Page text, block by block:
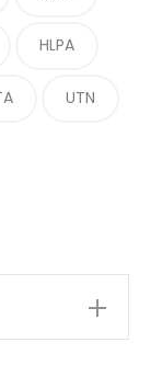
HLPA
UTN